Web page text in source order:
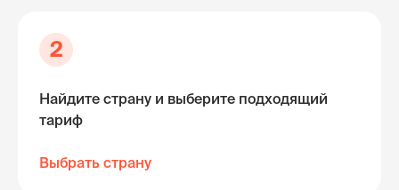
2
Найдите страну и выберите подходящий
тариф
Выбрать страну